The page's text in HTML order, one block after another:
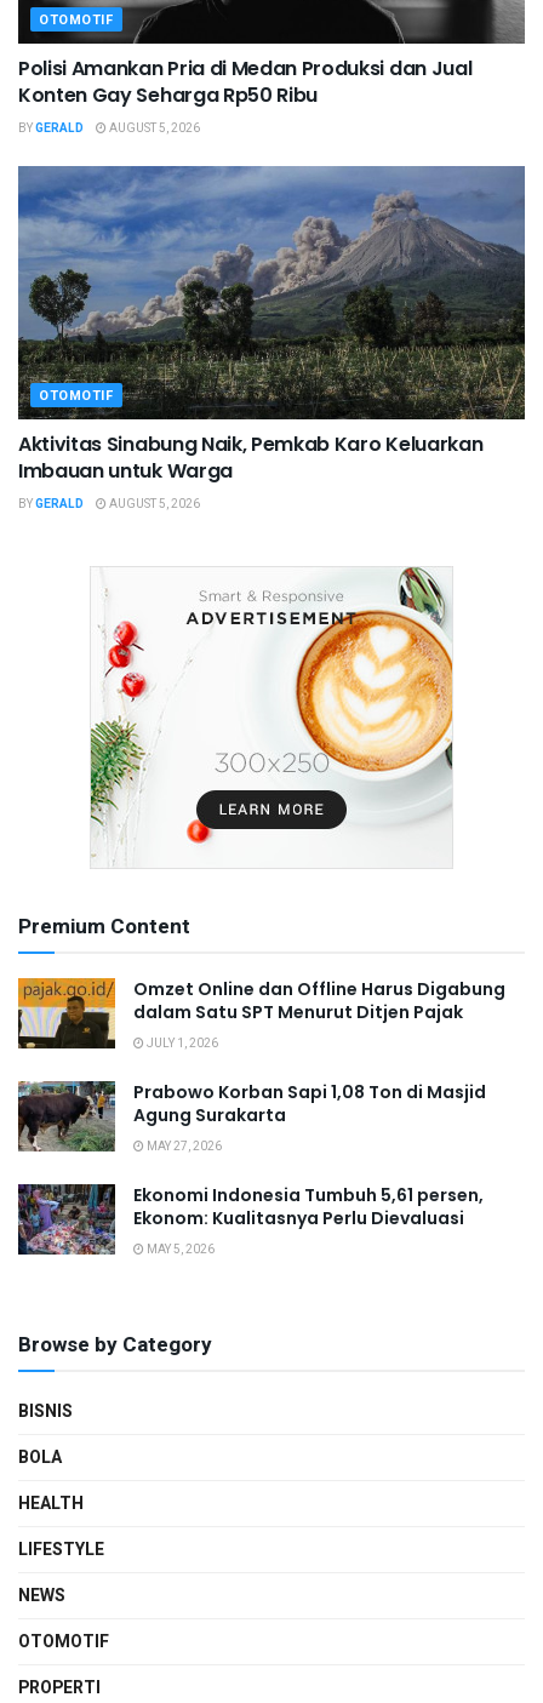
OTOMOTIF
Polisi Amankan Pria di Medan Produksi dan Jual
Konten Gay Seharga Rp50 Ribu
BYGERALD AUGUST 5, 2026
OTOMOTIF
Aktivitas Sinabung Naik, Pemkab Karo Keluarkan
Imbauan untuk Warga
BYGERALD AUGUST 5, 2026
Premium Content
Omzet Online dan Offline Harus Digabung
dalam Satu SPT Menurut Ditjen Pajak
JULY 1, 2026
Prabowo Korban Sapi 1,08 Ton di Masjid
Agung Surakarta
MAY 27, 2026
Ekonomi Indonesia Tumbuh 5,61 persen,
Ekonom: Kualitasnya Perlu Dievaluasi
MAY 5, 2026
Browse by Category
BISNIS
BOLA
HEALTH
LIFESTYLE
NEWS
OTOMOTIF
PROPERTI